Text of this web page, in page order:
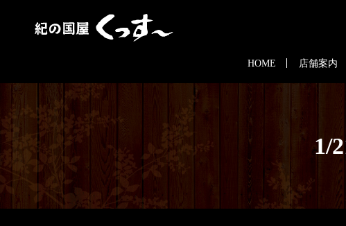
HOME 店舗案内
1/